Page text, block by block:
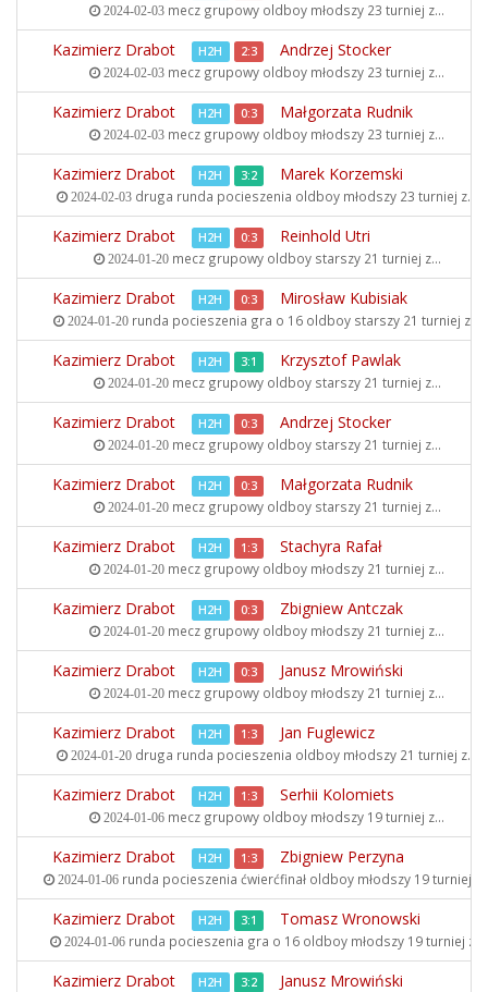
2024-02-03 mecz grupowy oldboy młodszy 23 turniej z...
Kazimierz Drabot H2H 2:3 Andrzej Stocker
2024-02-03 mecz grupowy oldboy młodszy 23 turniej z...
Kazimierz Drabot H2H 0:3 Małgorzata Rudnik
2024-02-03 mecz grupowy oldboy młodszy 23 turniej z...
Kazimierz Drabot H2H 3:2 Marek Korzemski
2024-02-03 druga runda pocieszenia oldboy młodszy 23 turniej z...
Kazimierz Drabot H2H 0:3 Reinhold Utri
2024-01-20mecz grupowy oldboy starszy 21 turniej z...
Kazimierz Drabot H2H 0:3 Mirosław Kubisiak
2024-01-20 runda pocieszenia gra o 16 oldboy starszy 21 turniej z...
Kazimierz Drabot H2H 3:1 Krzysztof Pawlak
2024-01-20mecz grupowy oldboy starszy 21 turniej z...
Kazimierz Drabot H2H 0:3 Andrzej Stocker
2024-01-20mecz grupowy oldboy starszy 21 turniej z...
Kazimierz Drabot H2H 0:3 Małgorzata Rudnik
2024-01-20mecz grupowy oldboy starszy 21 turniej z...
Kazimierz Drabot H2H 1:3 Stachyra Rafał
2024-01-20 mecz grupowy oldboy młodszy 21 turniej z...
Kazimierz Drabot H2H 0:3 Zbigniew Antczak
2024-01-20 mecz grupowy oldboy młodszy 21 turniej z...
Kazimierz Drabot H2H 0:3 Janusz Mrowiński
2024-01-20 mecz grupowy oldboy młodszy 21 turniej z...
Kazimierz Drabot H2H 1:3 Jan Fuglewicz
2024-01-20 druga runda pocieszenia oldboy młodszy 21 turniej z...
Kazimierz Drabot H2H 1:3 Serhii Kolomiets
2024-01-06 mecz grupowy oldboy młodszy 19 turniej z...
Kazimierz Drabot H2H 1:3 Zbigniew Perzyna
2024-01-06runda pocieszenia ćwierćfinał oldboy młodszy 19 turniej
Kazimierz Drabot H2H 3:1 Tomasz Wronowski
2024-01-06runda pocieszenia gra o 16 oldboy młodszy 19 turniej z...
Kazimierz Drabot H2H 3:2 Janusz Mrowiński